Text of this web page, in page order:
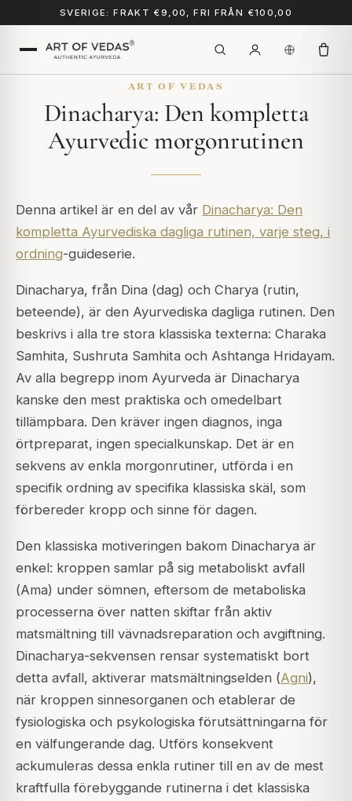
SVERIGE: FRAKT €9,00, FRI FRÅN €100,00
ART OF VEDAS
Dinacharya: Den kompletta
Ayurvedic morgonrutinen
Denna artikel är en del av vår Dinacharya: Den
kompletta Ayurvediska dagliga rutinen, varje steg, i
ordning-guideserie.
Dinacharya, från Dina (dag) och Charya (rutin,
beteende), är den Ayurvediska dagliga rutinen. Den
beskrivs i alla tre stora klassiska texterna: Charaka
Samhita, Sushruta Samhita och Ashtanga Hridayam.
Av alla begrepp inom Ayurveda är Dinacharya
kanske den mest praktiska och omedelbart
tillämpbara. Den kräver ingen diagnos, inga
örtpreparat, ingen specialkunskap. Det är en
sekvens av enkla morgonrutiner, utförda i en
specifik ordning av specifika klassiska skäl, som
förbereder kropp och sinne för dagen.
Den klassiska motiveringen bakom Dinacharya är
enkel: kroppen samlar på sig metaboliskt avfall
(Ama) under sömnen, eftersom de metaboliska
processerna över natten skiftar från aktiv
matsmältning till vävnadsreparation och avgiftning.
Dinacharya-sekvensen rensar systematiskt bort
detta avfall, aktiverar matsmältningselden (Agni),
när kroppen sinnesorganen och etablerar de
fysiologiska och psykologiska förutsättningarna för
en välfungerande dag. Utförs konsekvent
ackumuleras dessa enkla rutiner till en av de mest
kraftfulla förebyggande rutinerna i det klassiska